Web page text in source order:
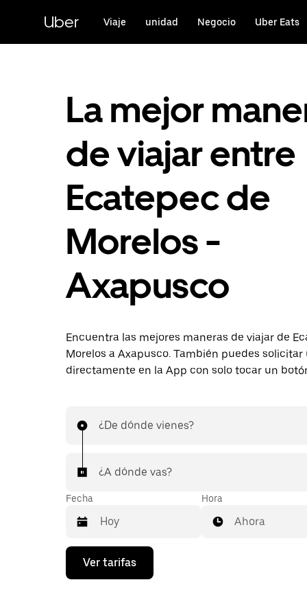
contenido
principal
Uber Viaje unidad Negocio Uber Eats
La mejor
de viajar entre
Ecatepec de
Morelos -
Axapusco
Encuentra las mejores maneras de viajar de
Morelos a Axapusco. También puedes solicitar
directamente en la App con solo tocar un
¿De dónde vienes?
¿A dónde vas?
Fecha
Presiona
flecha
Hora
Ahora
Ver tarifas